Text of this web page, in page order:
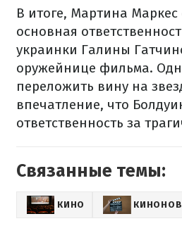
В итоге, Мартина Маркес
основная
украинки Галины
оружейнице фильма.
переложить вину на
впечатление, что
ответственность за
Связанные темы:
КИНО